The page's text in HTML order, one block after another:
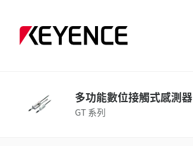
多功能數位接觸式感測器
GT 系列